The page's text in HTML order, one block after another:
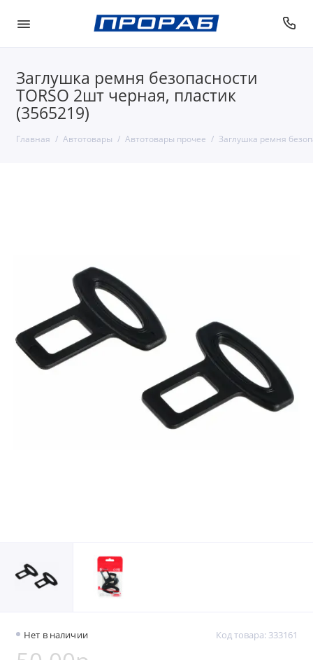
Заглушка ремня безопасности
TORSO 2шт черная, пластик
(3565219)
Главная Автотовары Автотовары прочее Заглушка ремня
Нет в наличии Код товара: 333161